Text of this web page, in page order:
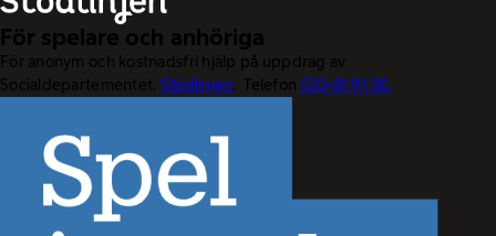
För spelare och anhöriga
För anonym och kostnadsfri hjälp på uppdrag av
Socialdepartementet. Stödlinjen. Telefon020-81 91 00.